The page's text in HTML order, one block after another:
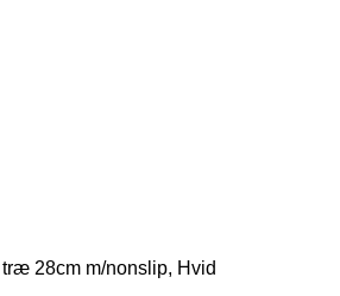
28cm m/nonslip, Hvid